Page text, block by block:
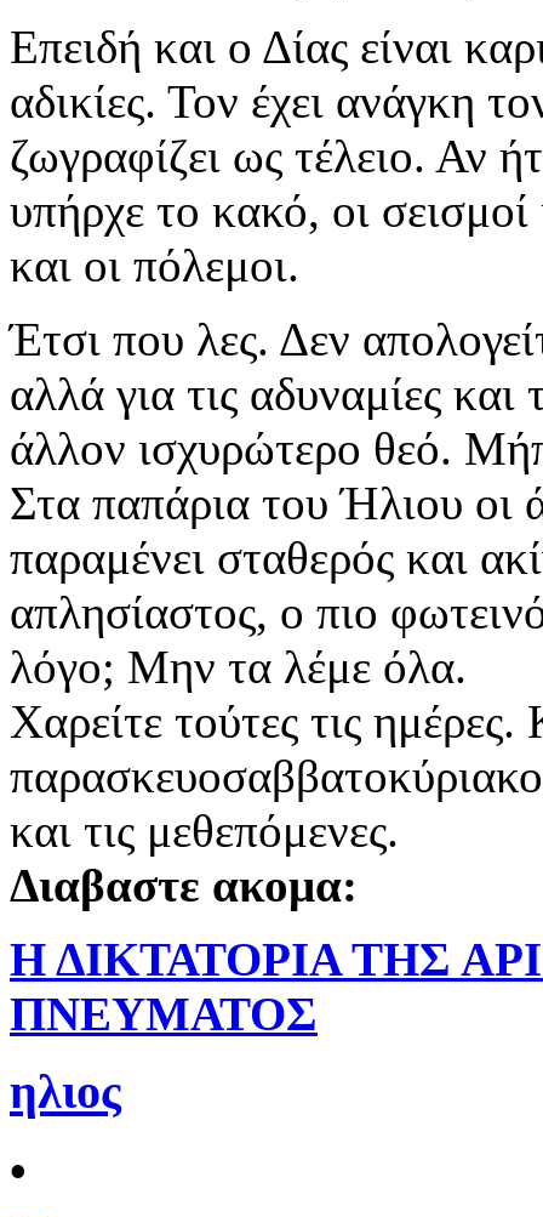
Επειδή και ο Δίας είναι
αδικίες. Τον έχει ανάγκη
ζωγραφίζει ως τέλειο. Αν
υπήρχε το κακό, οι
και οι πόλεμοι.
Έτσι που λες. Δεν
αλλά για τις αδυναμίες και
άλλον ισχυρώτερο θεό.
Στα παπάρια του Ήλιου οι
παραμένει σταθερός και
απλησίαστος, ο πιο
λόγο; Μην τα λέμε όλα.
Χαρείτε τούτες τις ημέρες.
και τις μεθεπόμενες.
Διαβαστε ακομα:
Η ΔΙΚΤΑΤΟΡΙΑ ΤΗΣ
ΠΝΕΥΜΑΤΟΣ
ηλιος
•